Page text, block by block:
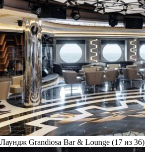
Лаундж Grandiosa Bar & Lounge (17 из 36)